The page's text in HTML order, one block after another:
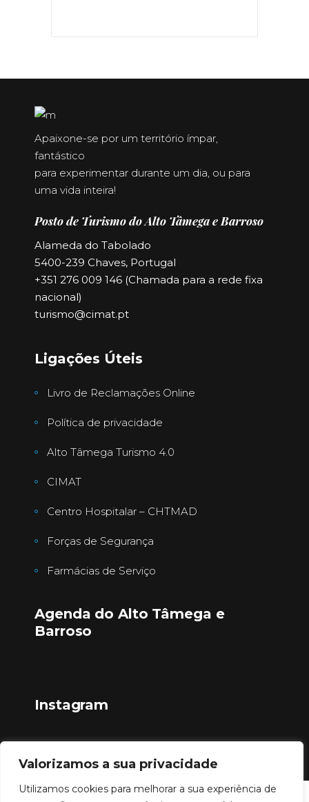
Valorizamos a sua privacidade
Utilizamos cookies para melhorar a sua experiência de
Apaixone-se por um território ímpar,
fantástico
para experimentar durante um dia, ou para
uma vida inteira!
Posto de Turismo do Alto Tâmega e Barroso
Alameda do Tabolado
5400-239 Chaves, Portugal
+351 276 009 146 (Chamada para a rede fixa
nacional)
turismo@cimat.pt
Ligações Úteis
Livro de Reclamações Online
Política de privacidade
Alto Tâmega Turismo 4.0
CIMAT
Centro Hospitalar – CHTMAD
Forças de Segurança
Farmácias de Serviço
Agenda do Alto Tâmega e
Barroso
Instagram